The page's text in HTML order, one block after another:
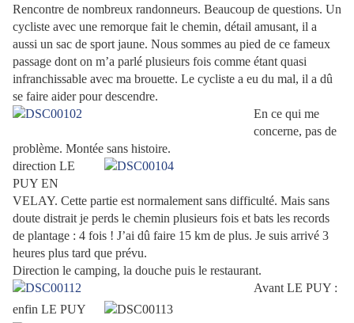
Rencontre de nombreux randonneurs. Beaucoup de questions. Un
cycliste avec une remorque fait le chemin, détail amusant, il a
aussi un sac de sport jaune. Nous sommes au pied de ce fameux
passage dont on m’a parlé plusieurs fois comme étant quasi
infranchissable avec ma brouette. Le cycliste a eu du mal, il a dû
se faire aider pour descendre.
En ce qui me
concerne, pas de
problème. Montée sans histoire.
direction LE
PUY EN
VELAY. Cette partie est normalement sans difficulté. Mais sans
doute distrait je perds le chemin plusieurs fois et bats les records
de plantage : 4 fois ! J’ai dû faire 15 km de plus. Je suis arrivé 3
heures plus tard que prévu.
Direction le camping, la douche puis le restaurant.
Avant LE PUY :
enfin LE PUY